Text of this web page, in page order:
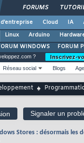
FORUMS
Cloud IA
Linux Arduino
WINDOWS
FORUM
?
Inscrivez-
Réseau social Blogs
Signaler un
Stores : désormais les